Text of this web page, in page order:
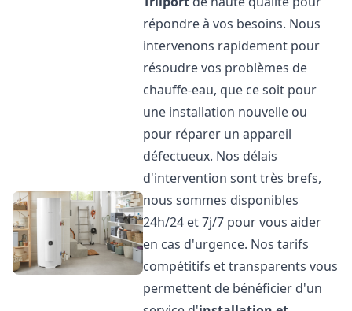
répondre à vos besoins. Nous
intervenons rapidement pour
résoudre vos problèmes de
chauffe-eau, que ce soit pour
une installation nouvelle ou
pour réparer un appareil
défectueux. Nos délais
d'intervention sont très brefs,
nous sommes disponibles
24h/24 et 7j/7 pour vous aider
en cas d'urgence. Nos tarifs
compétitifs et transparents vous
permettent de bénéficier d'un